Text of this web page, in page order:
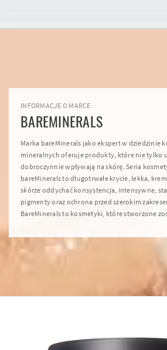
INFORMACJE O MARCE
BAREMINERALS
Marka bareMinerals jako ekspert w dziedzinie
mineralnych oferuje produkty, które nie tylko
dobroczynnie wpływają na skórę. Seria
bareMinerals to długotrwałe krycie, lekka,
skórze oddychać konsystencja, intensywne,
pigmenty oraz ochrona przed szerokim
BareMinerals to kosmetyki, które stworzone